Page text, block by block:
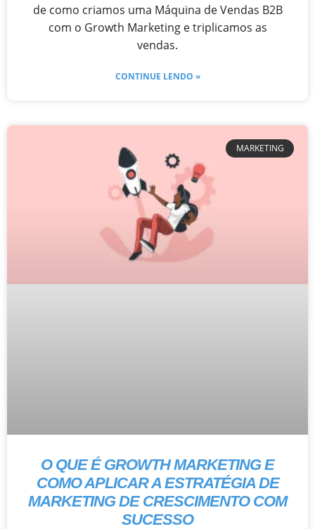
de como criamos uma Máquina de Vendas B2B
com o Growth Marketing e triplicamos as
vendas.
CONTINUE LENDO »
MARKETING
O QUE É GROWTH MARKETING E
COMO APLICAR A ESTRATÉGIA DE
MARKETING DE CRESCIMENTO COM
SUCESSO